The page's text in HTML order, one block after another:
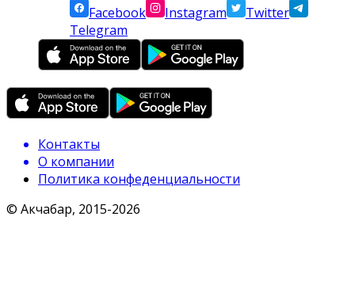
Facebook
Instagram
Twitter
Telegram
Контакты
О компании
Политика конфеденциальности
© Акчабар, 2015-2026